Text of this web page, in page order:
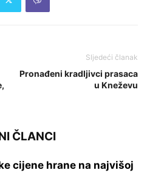
Sljedeći članak
Pronađeni kradljivci prasaca
u Kneževu
ČLANCI
cijene hrane na najvišoj